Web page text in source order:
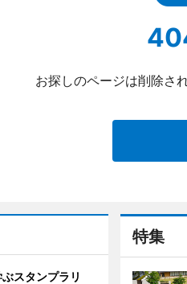
お探しのページは削除さ
特集
スタンプラリ